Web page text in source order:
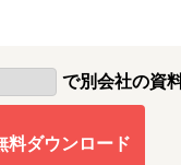
で別会社の資
料ダウンロード